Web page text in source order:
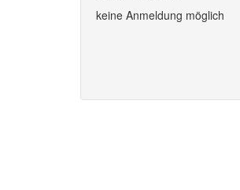
keine Anmeldung möglich